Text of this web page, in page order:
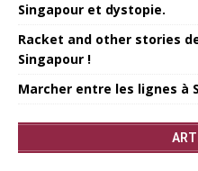
Singapour et dystopie.
Racket and other stories
Singapour !
Marcher entre les lignes à